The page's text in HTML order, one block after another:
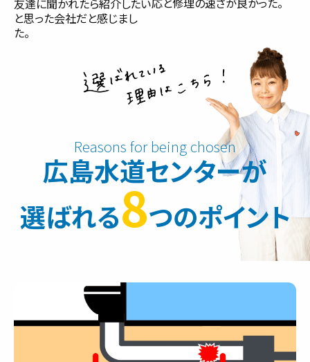
と思った会社だと感じまし
た。
広島水道センターが
選ばれる8つのポイント